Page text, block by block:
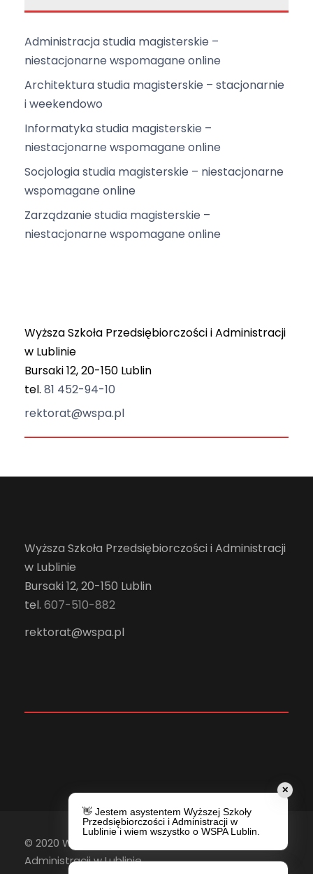
Administracja studia magisterskie –
niestacjonarne wspomagane online
Architektura studia magisterskie – stacjonarnie
i weekendowo
Informatyka studia magisterskie –
niestacjonarne wspomagane online
Socjologia studia magisterskie – niestacjonarne
wspomagane online
Zarządzanie studia magisterskie –
niestacjonarne wspomagane online
Wyższa Szkoła Przedsiębiorczości i Administracji
w Lublinie
Bursaki 12, 20-150 Lublin
tel. 81 452-94-10
rektorat@wspa.pl
Wyższa Szkoła Przedsiębiorczości i Administracji
w Lublinie
Bursaki 12, 20-150 Lublin
tel. 607-510-882
rektorat@wspa.pl
© 2020 Wyższa Szkoła Przedsiębiorczości i
Administracji w Lublinie
✕
👋 Jestem asystentem Wyższej Szkoły
Przedsiębiorczości i Administracji w
Lublinie i wiem wszystko o WSPA Lublin.